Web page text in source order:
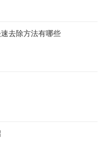
去除方法有哪些